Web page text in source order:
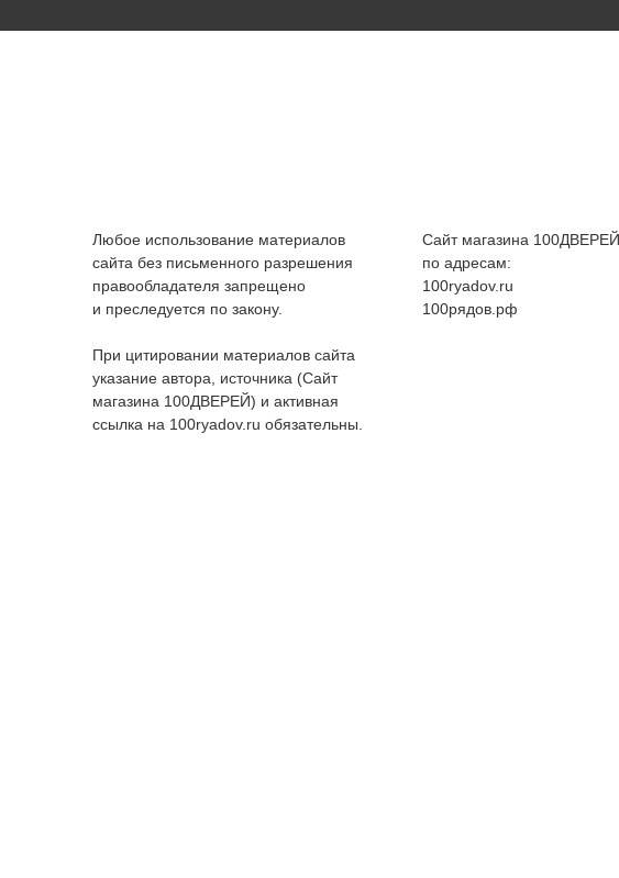
Любое использование материалов
сайта без письменного разрешения
правообладателя запрещено
и преследуется по закону.
При цитировании материалов сайта
указание автора, источника (Сайт
магазина 100ДВЕРЕЙ) и активная
ссылка на 100ryadov.ru обязательны.
Сайт магазина
по адресам:
100ryadov.ru
100рядов.рф